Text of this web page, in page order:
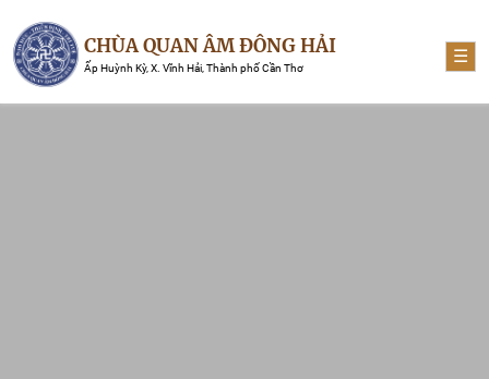
CHÙA QUAN ÂM ĐÔNG HẢI
Ấp Huỳnh Kỳ, X. Vĩnh Hải, Thành phố Cần Thơ
☰